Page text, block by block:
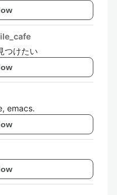
つけたい
emacs.